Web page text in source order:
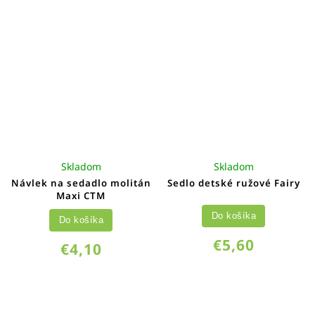
Návlek na sedadlo molitán
Maxi CTM
Skladom
€4,10
Do košíka
Sedlo detské ružové Fairy
Skladom
€5,60
Do košíka